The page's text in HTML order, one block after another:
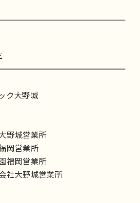
ク大野城
野城営業所
岡営業所
福岡営業所
社大野城営業所